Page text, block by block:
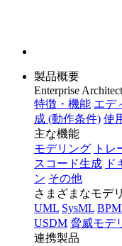
製品概要
Enterprise Architect
特徴・機能 エデ
成 (動作条件) 使
主な機能
モデリング トレ
スコード生成 ド
ン その他
さまざまなモデ
UML SysML
USDM 脅威モデ
連携製品